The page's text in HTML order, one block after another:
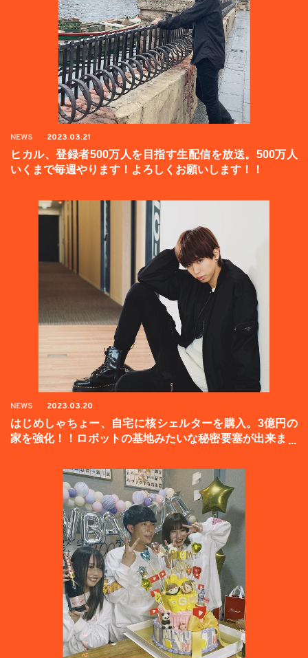
NEWS 2023.03.21
ヒカル、登録者500万人を目指す生配信を放送。500万人
いくまで毎週やります！よろしくお願いします！！
NEWS 2023.03.20
はじめしゃちょー、自宅に核シェルターを購入。3億円の
家を強化！！ロボットの基地みたいな秘密要塞が出来まし